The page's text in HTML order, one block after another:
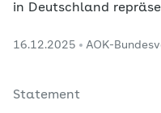
in Deutschland
16.12.2025 AOK-
Statement